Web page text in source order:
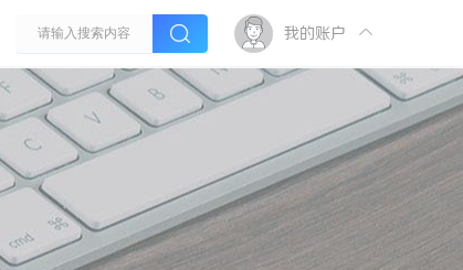
我的账户